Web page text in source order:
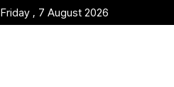
Friday , 7 August 2026